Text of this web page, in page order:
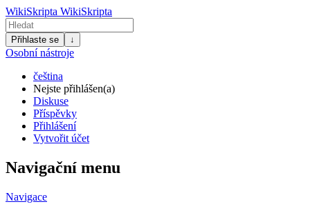
WikiSkripta WikiSkripta
Přihlaste se ↓
Osobní nástroje
čeština
Nejste přihlášen(a)
Diskuse
Příspěvky
Přihlášení
Vytvořit účet
Navigační menu
Navigace